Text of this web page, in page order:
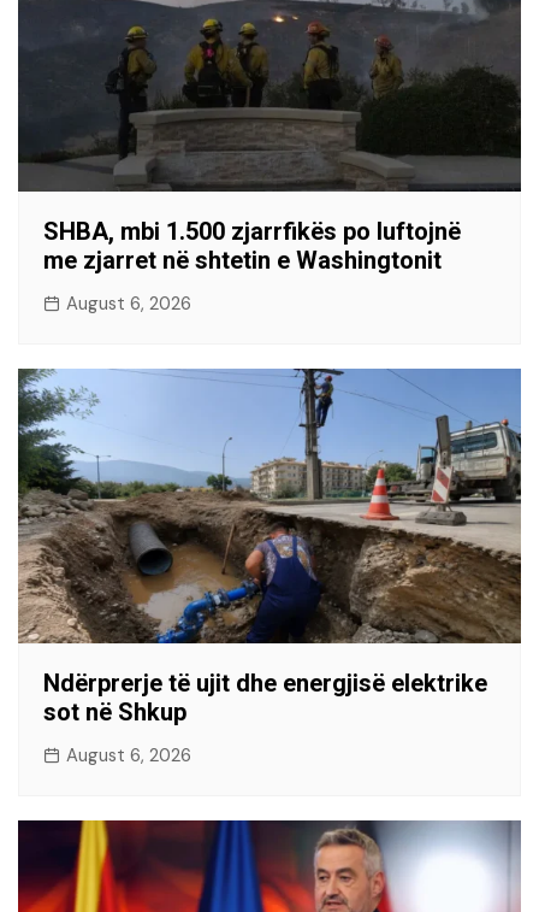
SHBA, mbi 1.500 zjarrfikës po luftojnë
me zjarret në shtetin e Washingtonit
August 6, 2026
Ndërprerje të ujit dhe energjisë elektrike
sot në Shkup
August 6, 2026